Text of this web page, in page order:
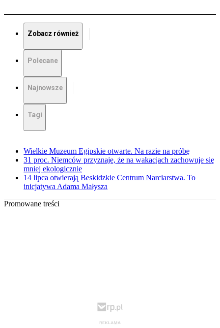
Zobacz również
Polecane
Najnowsze
Tagi
Wielkie Muzeum Egipskie otwarte. Na razie na próbę
31 proc. Niemców przyznaje, że na wakacjach zachowuje się
mniej ekologicznie
14 lipca otwierają Beskidzkie Centrum Narciarstwa. To
inicjatywa Adama Małysza
Promowane treści